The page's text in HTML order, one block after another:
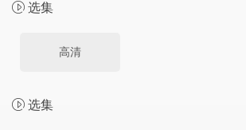
选集
高清
选集